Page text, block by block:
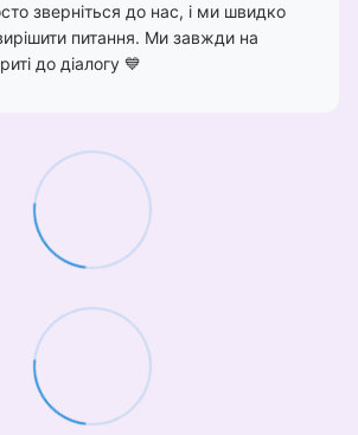
зверніться до нас, і ми швидко
питання. Ми завжди на
до діалогу 💙